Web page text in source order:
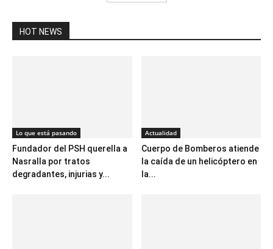
HOT NEWS
Lo que está pasando
Fundador del PSH querella a
Nasralla por tratos
degradantes, injurias y...
Actualidad
Cuerpo de Bomberos atiende
la caída de un helicóptero en
la...